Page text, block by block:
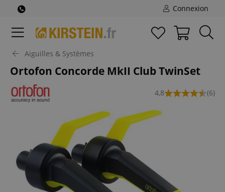
Connexion
Aiguilles & Systèmes
Ortofon Concorde MkII Club TwinSet
4,8 (6)